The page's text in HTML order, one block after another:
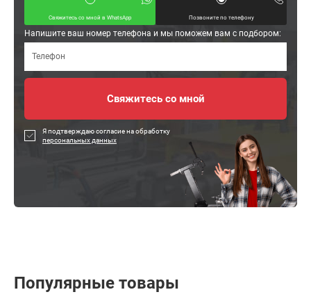
Свяжитесь со мной в WhatsApp Позвоните по телефону
Напишите ваш номер телефона и мы поможем вам с подбором:
Я подтверждаю согласие на обработку
персональных данных
Популярные товары